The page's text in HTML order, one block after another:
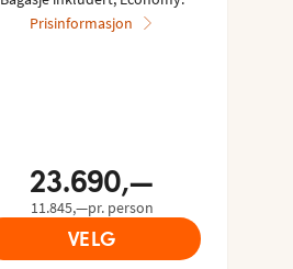
Prisinformasjon
23.690,—
11.845,—pr. person
VELG